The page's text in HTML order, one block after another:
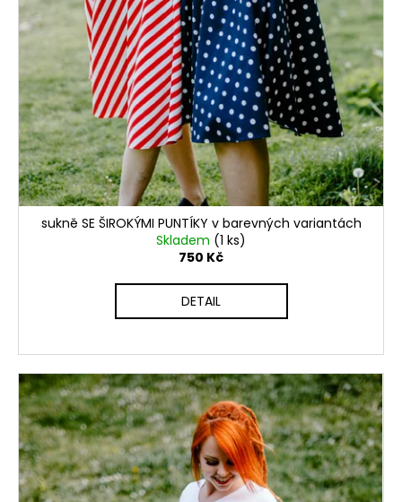
sukně SE ŠIROKÝMI PUNTÍKY v barevných variantách
Skladem (1 ks)
750 Kč
DETAIL